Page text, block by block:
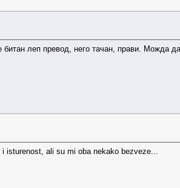
битан леп превод, него тачан, прави. Можда
ali su mi oba nekako bezveze...